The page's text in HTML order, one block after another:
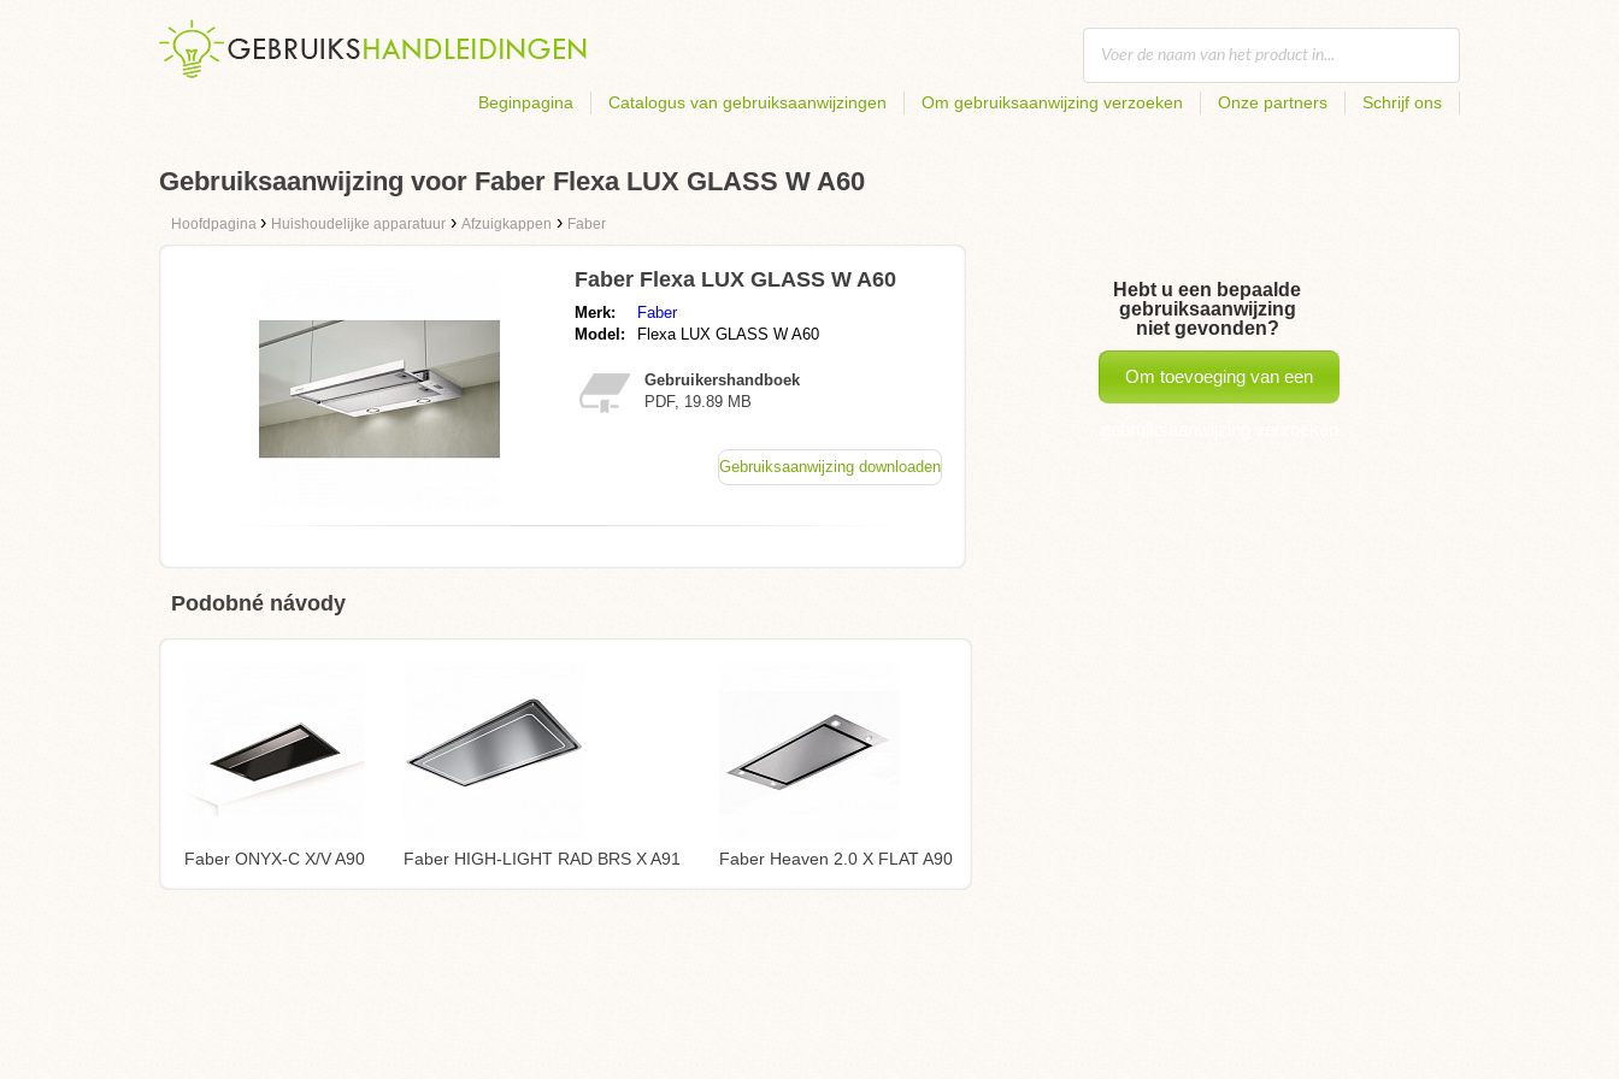
Beginpagina Catalogus van gebruiksaanwijzingen Om gebruiksaanwijzing verzoeken Onze partners Schrijf ons
Gebruiksaanwijzing voor Faber Flexa LUX GLASS W A60
Hoofdpagina › Huishoudelijke apparatuur › Afzuigkappen › Faber
Faber Flexa LUX GLASS W A60
Merk:
Faber
Model:
Flexa LUX GLASS W A60
Gebruikershandboek
PDF, 19.89 MB
Gebruiksaanwijzing downloaden
Podobné návody
Faber ONYX-C X/V A90 Faber HIGH-LIGHT RAD BRS X A91 Faber Heaven 2.0 X FLAT A90
Hebt u een bepaalde
gebruiksaanwijzing
niet gevonden?
Om toevoeging van een